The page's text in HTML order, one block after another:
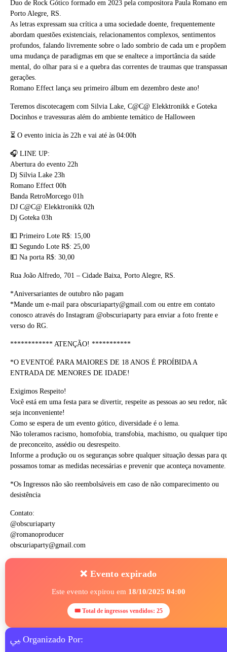
Duo de Rock Gótico formado em 2023 pela compositora Paula Romano em
Porto Alegre, RS.
As letras expressam sua crítica a uma sociedade doente, frequentemente
abordam questões existenciais, relacionamentos complexos, sentimentos
profundos, falando livremente sobre o lado sombrio de cada um e propõem
uma mudança de paradigmas em que se enaltece a importância da saúde
mental, do olhar para si e a quebra das correntes de traumas que
gerações.
Romano Effect lança seu primeiro álbum em dezembro deste ano!
Teremos discotecagem com Silvia Lake, C@C@ Elekktronikk e Goteka
Docinhos e travessuras além do ambiente temático de Halloween
⏳ O evento inicia às 22h e vai até às 04:00h
🎧 LINE UP:
Abertura do evento 22h
Dj Silvia Lake 23h
Romano Effect 00h
Banda RetroMorcego 01h
DJ C@C@ Elekktronikk 02h
Dj Goteka 03h
💵 Primeiro Lote R$: 15,00
💵 Segundo Lote R$: 25,00
💵 Na porta R$: 30,00
Rua João Alfredo, 701 – Cidade Baixa, Porto Alegre, RS.
*Aniversariantes de outubro não pagam
*Mande um e-mail para obscuriaparty@gmail.com ou entre em contato
conosco através do Instagram @obscuriaparty para enviar a foto frente e
verso do RG.
************ ATENÇÃO! ***********
*O EVENTOÉ PARA MAIORES DE 18 ANOS É PROÍBIDA A
ENTRADA DE MENORES DE IDADE!
Exigimos Respeito!
Você está em uma festa para se divertir, respeite as pessoas ao seu redor,
seja inconveniente!
Como se espera de um evento gótico, diversidade é o lema.
Não toleramos racismo, homofobia, transfobia, machismo, ou qualquer tipo
de preconceito, assédio ou desrespeito.
Informe a produção ou os seguranças sobre qualquer situação dessas para
possamos tomar as medidas necessárias e prevenir que aconteça novamente.
*Os Ingressos não são reembolsáveis em caso de não comparecimento ou
desistência
Contato:
@obscuriaparty
@romanoproducer
obscuriaparty@gmail.com
❌ Evento expirado
Este evento expirou em 18/10/2025 04:00
🎟 Total de ingressos vendidos: 25
Organizado Por: